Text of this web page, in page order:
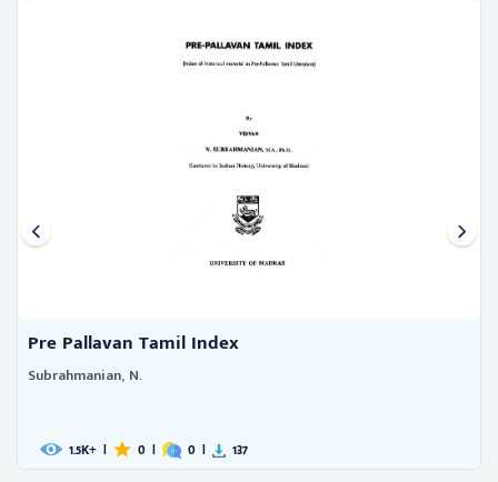
Pre Pallavan Tamil Index
Subrahmanian, N.
1.5K+ | 0 | 0 | 137